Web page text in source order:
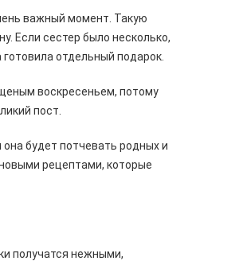
важный момент. Такую
Если сестер было несколько,
отдельный подарок.
воскресеньем, потому
пост.
будет потчевать родных и
рецептами, которые
получатся нежными,